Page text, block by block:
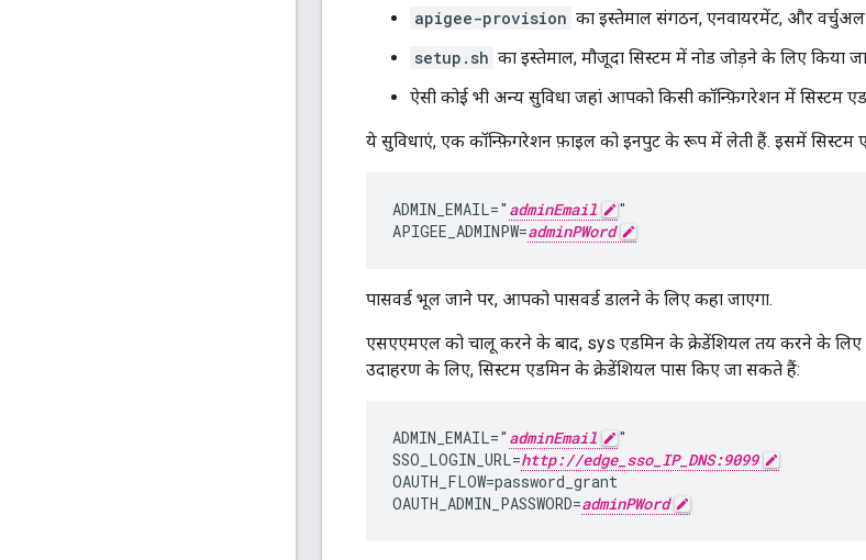
apigee-provision का इस्तेमाल संगठन, एनवायरमेंट, और वर्चुअल
setup.sh का इस्तेमाल, मौजूदा सिस्टम में नोड जोड़ने के लिए किया
ऐसी कोई भी अन्य सुविधा जहां आपको किसी कॉन्फ़िगरेशन में सिस्टम
ये सुविधाएं, एक कॉन्फ़िगरेशन फ़ाइल को इनपुट के रूप में लेती हैं. इसमें सिस्टम
ADMIN_EMAIL=" adminEmail
"
APIGEE_ADMINPW=adminPWord
पासवर्ड भूल जाने पर, आपको पासवर्ड डालने के लिए कहा जाएगा.
एसएएमएल को चालू करने के बाद, sys एडमिन के क्रेडेंशियल तय करने के लिए
उदाहरण के लिए, सिस्टम एडमिन के क्रेडेंशियल पास किए जा सकते हैं:
ADMIN_EMAIL=" adminEmail
"
SSO_LOGIN_URL=http://edge_sso_IP_DNS:9099
OAUTH_FLOW=password_grant
OAUTH_ADMIN_PASSWORD=adminPWord